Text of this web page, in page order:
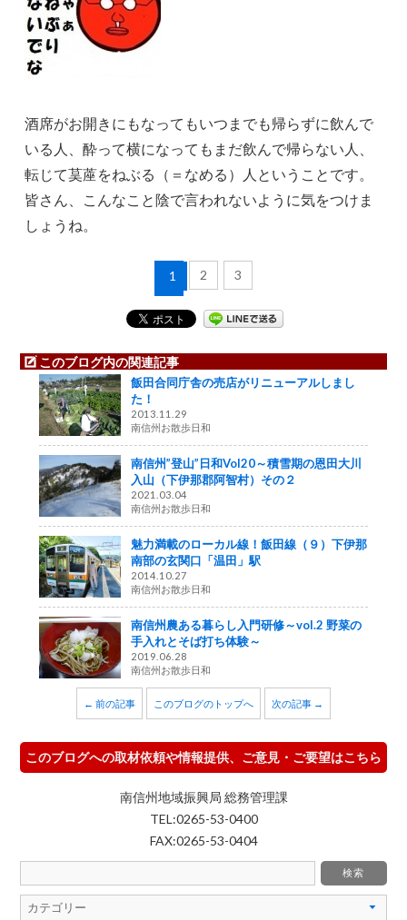
酒席がお開きにもなってもいつまでも帰らずに飲んで
いる人、酔って横になってもまだ飲んで帰らない人、
転じて茣蓙をねぶる（＝なめる）人ということです。
皆さん、こんなこと陰で言われないように気をつけま
しょうね。
1 2 3
このブログ内の関連記事
飯田合同庁舎の売店がリニューアルしまし
た！
2013.11.29
南信州お散歩日和
南信州”登山”日和Vol20～積雪期の恩田大川
入山（下伊那郡阿智村）その２
2021.03.04
南信州お散歩日和
魅力満載のローカル線！飯田線（９）下伊那
南部の玄関口「温田」駅
2014.10.27
南信州お散歩日和
南信州農ある暮らし入門研修～vol.2 野菜の
手入れとそば打ち体験～
2019.06.28
南信州お散歩日和
← 前の記事 このブログのトップへ 次の記事 →
このブログへの取材依頼や情報提供、ご意見・ご要望はこちら
南信州地域振興局 総務管理課
TEL:0265-53-0400
FAX:0265-53-0404